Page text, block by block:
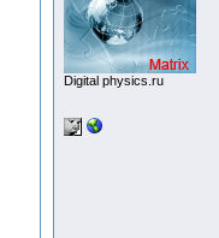
Digital physics.ru